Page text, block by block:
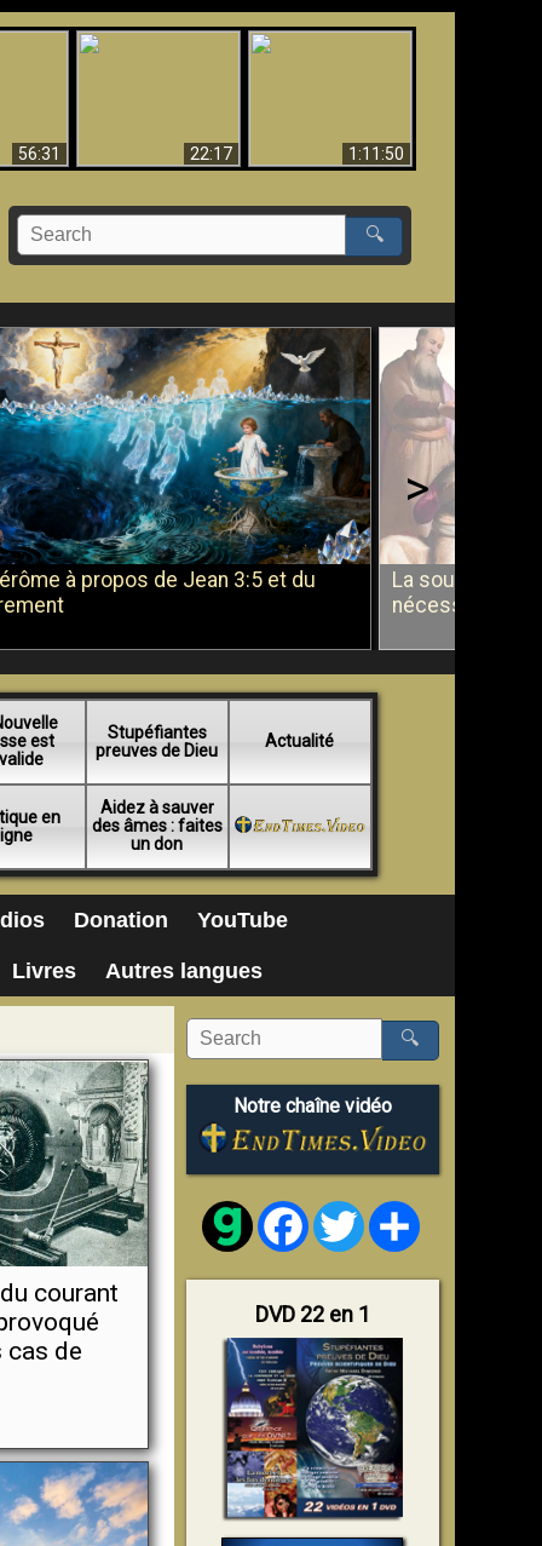
56:31 22:17
1:11:50
🔍
à propos de Jean 3:5 et du
La soumission
nécessité du
>
est
Stupéfiantes
preuves de Dieu
Actualité
en
ligne
Aidez à sauver
des âmes : faites
un don
Donation YouTube
Livres Autres langues
courant
cas de
🔍
Notre chaîne vidéo
FacebookTwitter
DVD 22 en 1